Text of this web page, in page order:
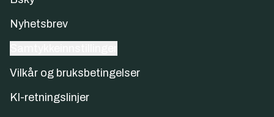
Nyhetsbrev
Vilkår og bruksbetingelser
KI-retningslinjer